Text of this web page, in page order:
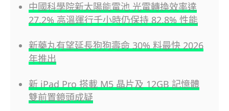
中國科學院新太陽能電池 光電轉換效率達
27.2% 高溫運行千小時仍保持 82.8% 性能
新藥丸有望延長狗狗壽命 30% 料最快 2026
年推出
新 iPad Pro 搭載 M5 晶片及 12GB 記憶體
雙前置鏡頭成疑